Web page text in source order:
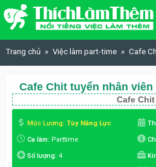
Skip to content
Trang chủ Việc làm part-time Cafe
Cafe Chit tuyển nhân
Cafe Chit
Mức Lương: Tùy Năng Lực
Ca làm: Parttime
Số lượng: 4